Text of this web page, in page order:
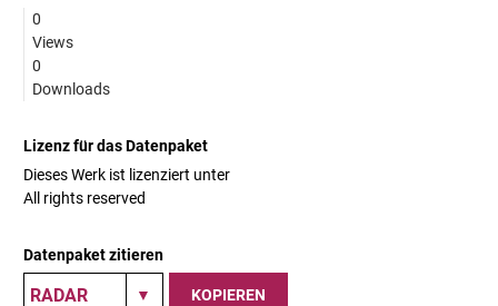
0
Views
0
Downloads
Lizenz für das Datenpaket
Dieses Werk ist lizenziert unter
All rights reserved
Datenpaket zitieren
KOPIEREN